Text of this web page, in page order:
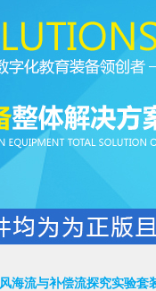
风海流与补偿流探究实验套